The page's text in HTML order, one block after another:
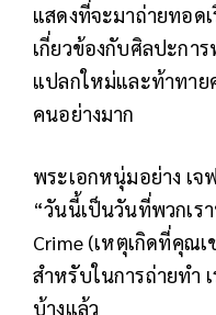
แสดงที่จะมาถ่ายทอด
เกี่ยวข้องกับศิลปะกา
แปลกใหม่และท้าทาย
คนอย่างมาก
พระเอกหนุ่มอย่าง เจ
“วันนี้เป็นวันที่พวกเร
Crime (เหตุเกิดที่คุณ
สำหรับในการถ่ายทำ
บ้างแล้ว